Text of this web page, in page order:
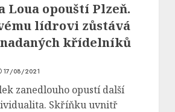
Loua opouští Plzeň.
lídrovi zůstává
křídelníků
17/08/2021
zanedlouho opustí další
Skříňku uvnitř